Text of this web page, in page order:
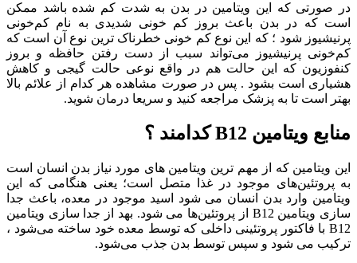
در صورتی که این ویتامین در بدن به شدت کم شده باشد ممکن
است که در بدن باعث بروز کم خونی شدیدی به نام کم‌خونی
پرنیشیوز شود ؛ که این نوع کم خونی خطرناک ترین نوع آن است که
کم‌خونی پرنیشیوز می‌تواند سبب از دست رفتن حافظه و بروز
کنفوزیون که این حالت هم در واقع نوعی حالت گیجی و کاهش
هشیاری است بشود . پس در صورت مشاهده هر کدام از علائم بالا
بهتر است تا به پزشک مراجعه کنید و سریعا درمان شوید.
منابع ویتامین B12 کدامند ؟
این ویتامین که از مهم ترین ویتامین های مورد نیاز بدن انسان است
به پروتئین‌های موجود در غذا متصل است؛ یعنی هنگامی که این
ویتامین وارد بدن انسان می شود اسید موجود در معده، باعث جدا
سازی ویتامین B12 از پروتئین‌ها می شود. بهد از جدا سازی ویتامین
B12 با فاکتور پروتئینی داخلی که توسط معده خود ساخته می‌شود ،
ترکیب می شود و سپس توسط بدن جذب می‌شود.